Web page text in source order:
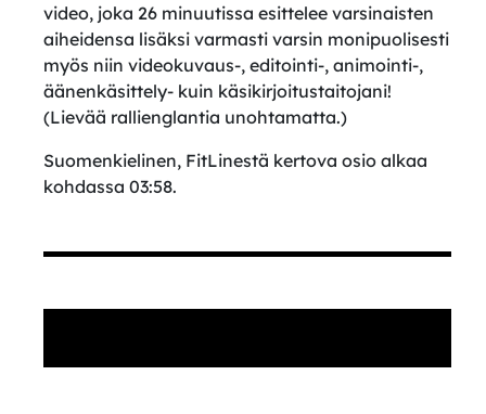
video, joka 26 minuutissa esittelee varsinaisten
aiheidensa lisäksi varmasti varsin monipuolisesti
myös niin videokuvaus-, editointi-, animointi-,
äänenkäsittely- kuin käsikirjoitustaitojani!
(Lievää rallienglantia unohtamatta.)
Suomenkielinen, FitLinestä kertova osio alkaa
kohdassa 03:58.